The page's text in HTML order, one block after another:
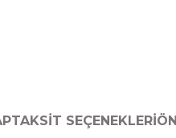
TAKSIT SEÇENEKLERI